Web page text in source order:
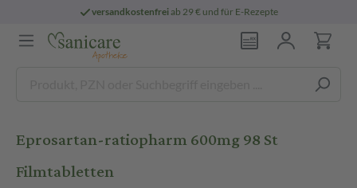
versandkostenfreiab 29 € und für E-Rezepte
Eprosartan-ratiopharm 600mg 98 St
Filmtabletten